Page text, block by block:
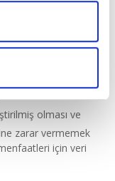
ve bu kapsamda
5’inci
doğrudan doğruya
olması ve
zarar vermemek
için veri